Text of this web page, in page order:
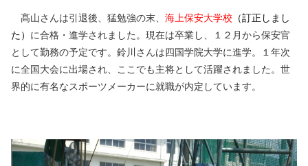
髙山さんは引退後、猛勉強の末、 海上保安大学校 （訂正しまし
た） に合格・進学されました。現在は卒業し、１２月から保安官
として勤務の予定です。鈴川さんは四国学院大学に進学。１年次
に全国大会に出場され、ここでも主将として活躍されました。世
界的に有名なスポーツメーカーに就職が内定しています。